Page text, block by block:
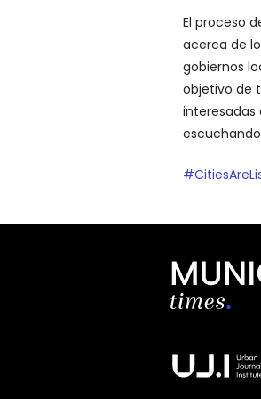
El proceso
acerca de
gobiernos
objetivo de
interesadas